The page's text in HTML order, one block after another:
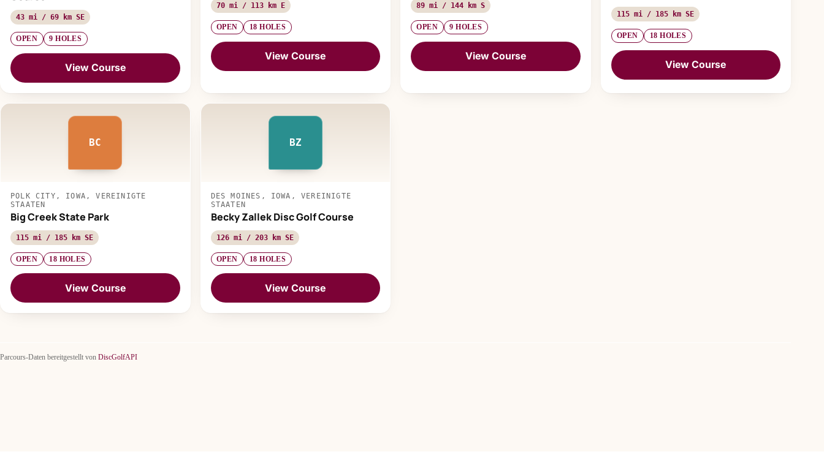
43 mi / 69 km SE
OPEN 9 HOLES
View Course
70 mi / 113 km E
OPEN 18 HOLES
View Course
89 mi / 144 km S
OPEN 9 HOLES
View Course
115 mi / 185 km SE
OPEN 18 HOLES
View Course
BC
POLK CITY, IOWA, VEREINIGTE
STAATEN
Big Creek State Park
115 mi / 185 km SE
OPEN 18 HOLES
View Course
BZ
DES MOINES, IOWA, VEREINIGTE
STAATEN
Becky Zallek Disc Golf Course
126 mi / 203 km SE
OPEN 18 HOLES
View Course
Parcours-Daten bereitgestellt von DiscGolfAPI